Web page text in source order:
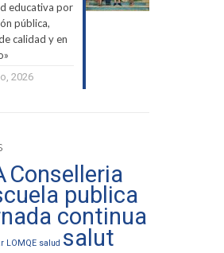
educativa por
pública,
calidad y en
2026
Conselleria
publica
continua
LOMQE salud salut